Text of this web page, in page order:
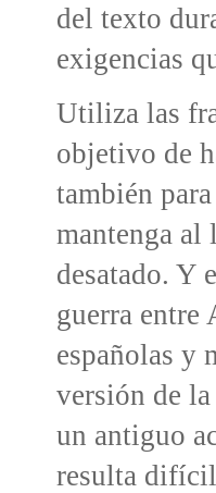
del texto
exigencias
Utiliza las
objetivo de
también
mantenga al
desatado. Y
guerra entre
españolas y
versión de
un antiguo
resulta difícil